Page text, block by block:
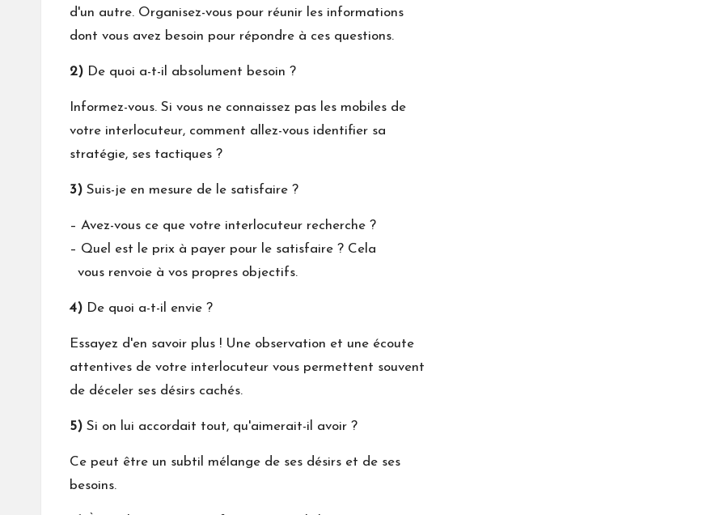
d'un autre. Organisez-vous pour réunir les informations
dont vous avez besoin pour répondre à ces questions.
2) De quoi a-t-il absolument besoin ?
Informez-vous. Si vous ne connaissez pas les mobiles de
votre interlocuteur, comment allez-vous identifier sa
stratégie, ses tactiques ?
3) Suis-je en mesure de le satisfaire ?
– Avez-vous ce que votre interlocuteur recherche ?
– Quel est le prix à payer pour le satisfaire ? Cela
vous renvoie à vos propres objectifs.
4) De quoi a-t-il envie ?
Essayez d'en savoir plus ! Une observation et une écoute
attentives de votre interlocuteur vous permettent souvent
de déceler ses désirs cachés.
5) Si on lui accordait tout, qu'aimerait-il avoir ?
Ce peut être un subtil mélange de ses désirs et de ses
besoins.